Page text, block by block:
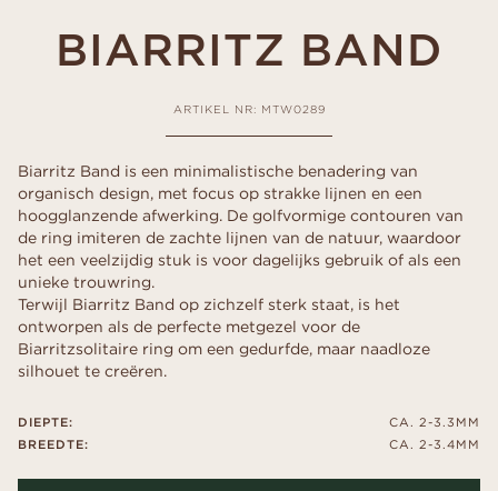
BIARRITZ BAND
ARTIKEL NR: MTW0289
Biarritz Band is een minimalistische benadering van
organisch design, met focus op strakke lijnen en een
hoogglanzende afwerking. De golfvormige contouren van
de ring imiteren de zachte lijnen van de natuur, waardoor
het een veelzijdig stuk is voor dagelijks gebruik of als een
unieke trouwring.
Terwijl Biarritz Band op zichzelf sterk staat, is het
ontworpen als de perfecte metgezel voor de
Biarritzsolitaire ring om een gedurfde, maar naadloze
silhouet te creëren.
DIEPTE:
BREEDTE:
CA. 2-3.3MM
CA. 2-3.4MM